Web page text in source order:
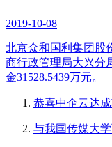
2019-10-08
北京众和国利集团股
商行政管理局大兴分
金31528.5439万元。
恭喜中企云达
与我国传媒大